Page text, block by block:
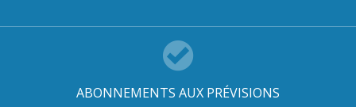
ABONNEMENTS AUX PRÉVISIONS